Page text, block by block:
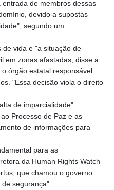
de membros dessas
devido a supostas
segundo um
de vida e "a situação de
em zonas afastadas, disse a
órgão estatal responsável
"Essa decisão viola o direito
de imparcialidade"
Processo de Paz e as
de informações para
para as
da Human Rights Watch
que chamou o governo
segurança".